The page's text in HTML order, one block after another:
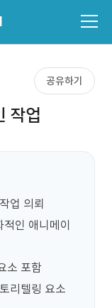
공유하기
작업
업 의뢰
인 애니메이
소 포함
리텔링 요소